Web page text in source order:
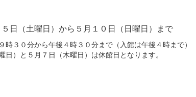
日（土曜日）から５月１０日（日曜日）まで
３０分から午後４時３０分まで（入館は午後４時まで）
）と５月７日（木曜日）は休館日となります。